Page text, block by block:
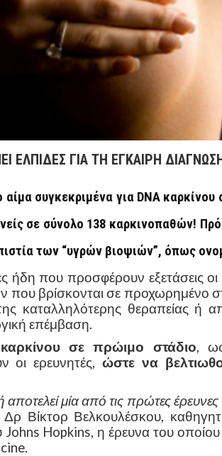
ΕΛΠΙΔΕΣ ΓΙΑ ΤΗ ΕΓΚΑΙΡΗ
συγκεκριμένα για DNA
σε σύνολο 138 καρκινοπαθών!
των “υγρών βιοψιών”, όπως
ήδη που προσφέρουν εξετάσεις
βρίσκονται σε προχωρημένο
καταλληλότερης θεραπείας ή
επέμβαση.
σε πρώιμο στάδιο,
οι ερευνητές,ώστε να
μία από τις πρώτες έρευνες
Δρ Βίκτορ Βελκουλέσκου,
Hopkins, η έρευνα του